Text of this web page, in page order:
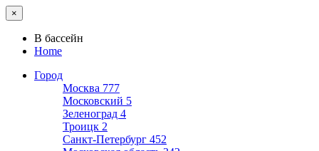
×
В бассейн
Home
Город
Москва 777
Московский 5
Зеленоград 4
Троицк 2
Санкт-Петербург 452